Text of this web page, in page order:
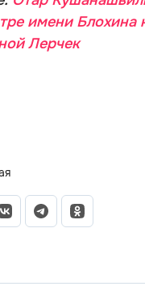
имени Блохина
Лерчек